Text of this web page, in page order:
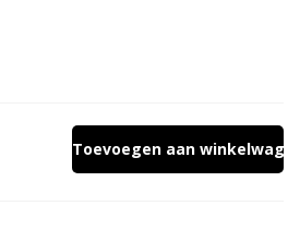
Toevoegen aan